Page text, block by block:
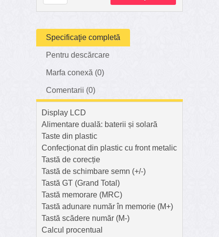
Specificaţie completă
Pentru descărcare
Marfa conexă (0)
Comentarii (0)
Display LCD
Alimentare duală: baterii și solară
Taste din plastic
Confecționat din plastic cu front metalic
Tastă de corecție
Tastă de schimbare semn (+/-)
Tastă GT (Grand Total)
Tastă memorare (MRC)
Tastă adunare număr în memorie (M+)
Tastă scădere număr (M-)
Calcul procentual